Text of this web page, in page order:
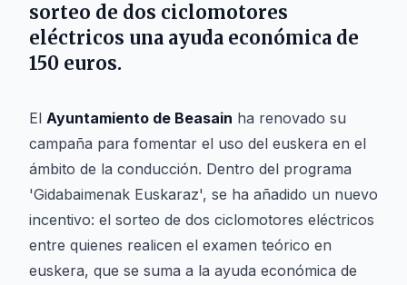
sorteo de dos ciclomotores
eléctricos una ayuda económica de
150 euros.
El Ayuntamiento de Beasain ha renovado su
campaña para fomentar el uso del euskera en el
ámbito de la conducción. Dentro del programa
'Gidabaimenak Euskaraz', se ha añadido un nuevo
incentivo: el sorteo de dos ciclomotores eléctricos
entre quienes realicen el examen teórico en
euskera, que se suma a la ayuda económica de